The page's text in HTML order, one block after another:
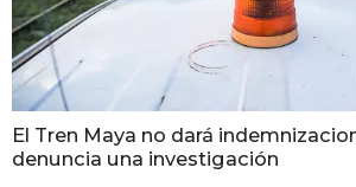
El Tren Maya no dará
denuncia una investigación